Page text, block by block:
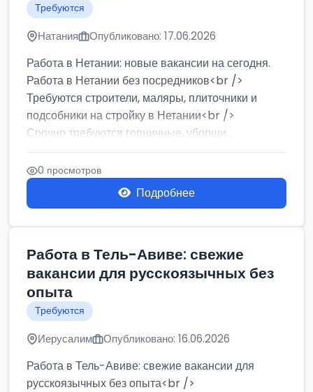
Требуются
Натания Опубликовано: 17.06.2026
Работа в Нетании: новые вакансии на сегодня.
Работа в Нетании без посредников<br />
Требуются строители, маляры, плиточники и
подсобники на стройку в Нетании<br />
Срочно требуются горничные, уборщи...
0 просмотров
Подробнее
Работа в Тель-Авиве: свежие
вакансии для русскоязычных без
опыта
Требуются
Иерусалим Опубликовано: 16.06.2026
Работа в Тель-Авиве: свежие вакансии для
русскоязычных без опыта<br />